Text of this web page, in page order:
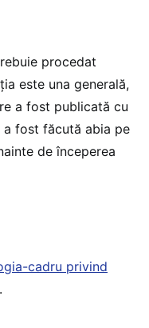
procedat
este una generală,
a fost publicată cu
fost făcută abia pe
de începerea
cadru privind
.